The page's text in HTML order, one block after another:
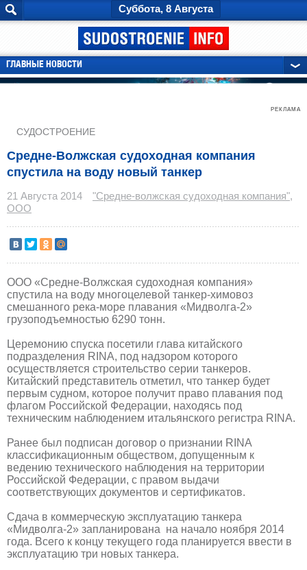
Суббота, 8 Августа
ГЛАВНЫЕ НОВОСТИ
РЕКЛАМА
СУДОСТРОЕНИЕ
Средне-Волжская судоходная компания
спустила на воду новый танкер
21 Августа 2014
"Средне-волжская судоходная компания",
ООО
ООО «Средне-Волжская судоходная компания»
спустила на воду многоцелевой танкер-химовоз
смешанного река-море плавания «Мидволга-2»
грузоподъемностью 6290 тонн.
Церемонию спуска посетили глава китайского
подразделения RINА, под надзором которого
осуществляется строительство серии танкеров.
Китайский представитель отметил, что танкер будет
первым судном, которое получит право плавания под
флагом Российской Федерации, находясь под
техническим наблюдением итальянского регистра RINA.
Ранее был подписан договор о признании RINA
классификационным обществом, допущенным к
ведению технического наблюдения на территории
Российской Федерации, с правом выдачи
соответствующих документов и сертификатов.
Сдача в коммерческую эксплуатацию танкера
«Мидволга-2» запланирована на начало ноября 2014
года. Всего к концу текущего года планируется ввести в
эксплуатацию три новых танкера.